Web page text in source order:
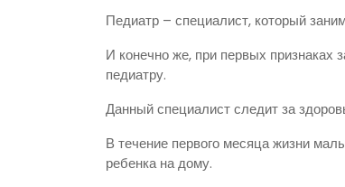
Педиатр – специалист, который
И конечно же, при первых признаках
педиатру.
Данный специалист следит за
В течение первого месяца жизни
ребенка на дому.